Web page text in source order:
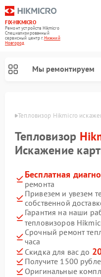
FIX-HIKMICRO
Ремонт устройств Hikmicro
Специализированный
cервисный центр г.Нижний
Новгород
Мы ремонтируем
Тепловизор Hikmicro
Тепловизор
Искажение
Бесплатная
ремонта
Привезем и увезем
собственной
Гарантия на наши
тепловизоров
Срочный ремонт
часа
Скидка для вас до
Получите 1500
Оригинальные